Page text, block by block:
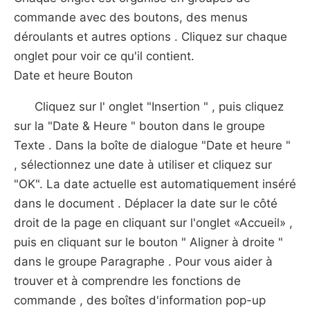
commande avec des boutons, des menus
déroulants et autres options . Cliquez sur chaque
onglet pour voir ce qu'il contient.
Date et heure Bouton
Cliquez sur l' onglet "Insertion " , puis cliquez
sur la "Date & Heure " bouton dans le groupe
Texte . Dans la boîte de dialogue "Date et heure "
, sélectionnez une date à utiliser et cliquez sur
"OK". La date actuelle est automatiquement inséré
dans le document . Déplacer la date sur le côté
droit de la page en cliquant sur l'onglet «Accueil» ,
puis en cliquant sur ​​le bouton " Aligner à droite "
dans le groupe Paragraphe . Pour vous aider à
trouver et à comprendre les fonctions de
commande , des boîtes d'information pop-up